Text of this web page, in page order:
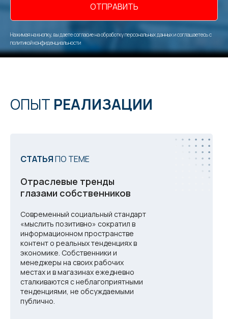
ОТПРАВИТЬ
Нажимая на кнопку, вы даете согласие на обработку персональных данных и соглашаетесь c
политикой конфиденциальности
ОПЫТ РЕАЛИЗАЦИИ
Современный социальный стандарт
«мыслить позитивно» сократил в
информационном пространстве
контент о реальных тенденциях в
экономике. Собственники и
менеджеры на своих рабочих
местах и в магазинах ежедневно
сталкиваются с неблагоприятными
тенденциями, не обсуждаемыми
публично.
Отраслевые тренды
глазами собственников
СТАТЬЯПО ТЕМЕ